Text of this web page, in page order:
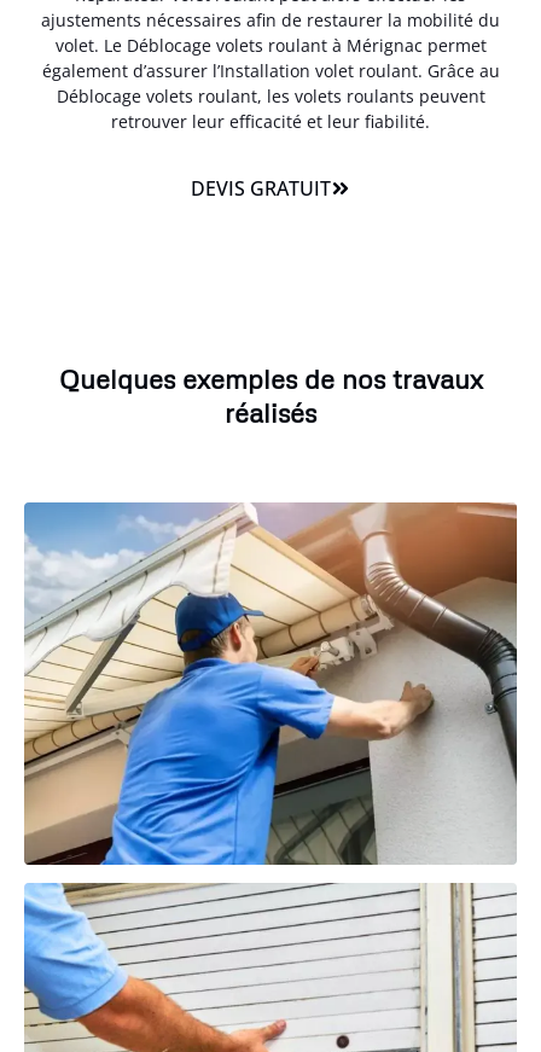
ajustements nécessaires afin de restaurer la mobilité du
volet. Le Déblocage volets roulant à Mérignac permet
également d’assurer l’Installation volet roulant. Grâce au
Déblocage volets roulant, les volets roulants peuvent
retrouver leur efficacité et leur fiabilité.
DEVIS GRATUIT
Quelques exemples de nos travaux
réalisés